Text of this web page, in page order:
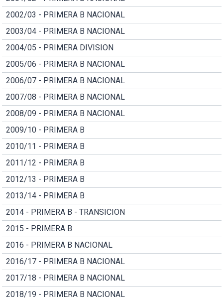
2002/03 - PRIMERA B NACIONAL
2003/04 - PRIMERA B NACIONAL
2004/05 - PRIMERA DIVISION
2005/06 - PRIMERA B NACIONAL
2006/07 - PRIMERA B NACIONAL
2007/08 - PRIMERA B NACIONAL
2008/09 - PRIMERA B NACIONAL
2009/10 - PRIMERA B
2010/11 - PRIMERA B
2011/12 - PRIMERA B
2012/13 - PRIMERA B
2013/14 - PRIMERA B
2014 - PRIMERA B - TRANSICION
2015 - PRIMERA B
2016 - PRIMERA B NACIONAL
2016/17 - PRIMERA B NACIONAL
2017/18 - PRIMERA B NACIONAL
2018/19 - PRIMERA B NACIONAL